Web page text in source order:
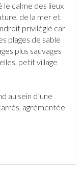
le calme des lieux
de la mer et
privilégié car
plages de sable
plus sauvages
petit village
au sein d’une
agrémentée